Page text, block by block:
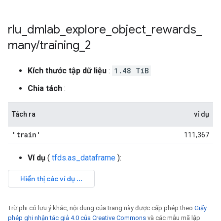
rlu dmlab explore object rewards
many/training 2
Kích thước tập dữ liệu : 1.48 TiB
Chia tách :
Tách ra ví dụ
'train' 111,367
Ví dụ ( tfds.as_dataframe ):
Trừ phi có lưu ý khác, nội dung của trang này được cấp phép theo Giấy
phép ghi nhận tác giả 4.0 của Creative Commons và các mẫu mã lập